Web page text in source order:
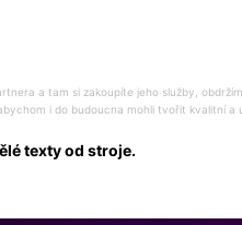
a tam si zakoupíte jeho služby,
i do budoucna mohli tvořit kvalitní a
texty od stroje.